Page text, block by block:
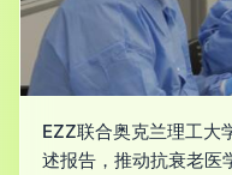
EZZ联合奥克兰理工大
述报告，推动抗衰老医